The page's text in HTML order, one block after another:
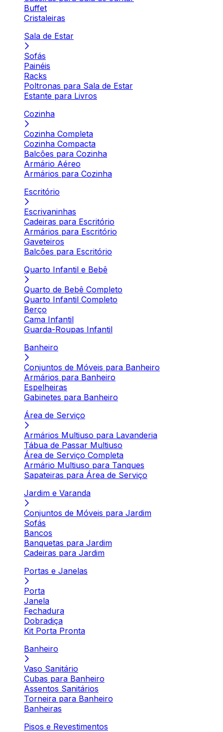
Buffet
Cristaleiras
Sala de Estar
Sofás
Painéis
Racks
Poltronas para Sala de Estar
Estante para Livros
Cozinha
Cozinha Completa
Cozinha Compacta
Balcões para Cozinha
Armário Aéreo
Armários para Cozinha
Escritório
Escrivaninhas
Cadeiras para Escritório
Armários para Escritório
Gaveteiros
Balcões para Escritório
Quarto Infantil e Bebê
Quarto de Bebê Completo
Quarto Infantil Completo
Berço
Cama Infantil
Guarda-Roupas Infantil
Banheiro
Conjuntos de Móveis para Banheiro
Armários para Banheiro
Espelheiras
Gabinetes para Banheiro
Área de Serviço
Armários Multiuso para Lavanderia
Tábua de Passar Multiuso
Área de Serviço Completa
Armário Multiuso para Tanques
Sapateiras para Área de Serviço
Jardim e Varanda
Conjuntos de Móveis para Jardim
Sofás
Bancos
Banquetas para Jardim
Cadeiras para Jardim
Portas e Janelas
Porta
Janela
Fechadura
Dobradiça
Kit Porta Pronta
Banheiro
Vaso Sanitário
Cubas para Banheiro
Assentos Sanitários
Torneira para Banheiro
Banheiras
Pisos e Revestimentos